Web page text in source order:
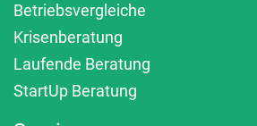
Betriebsvergleiche
Krisenberatung
Laufende Beratung
StartUp Beratung